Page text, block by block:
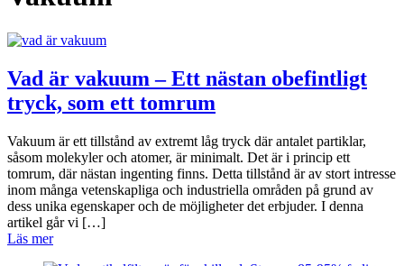
Vad är vakuum – Ett nästan obefintligt
tryck, som ett tomrum
Vakuum är ett tillstånd av extremt låg tryck där antalet partiklar,
såsom molekyler och atomer, är minimalt. Det är i princip ett
tomrum, där nästan ingenting finns. Detta tillstånd är av stort intresse
inom många vetenskapliga och industriella områden på grund av
dess unika egenskaper och de möjligheter det erbjuder. I denna
artikel går vi […]
Läs mer